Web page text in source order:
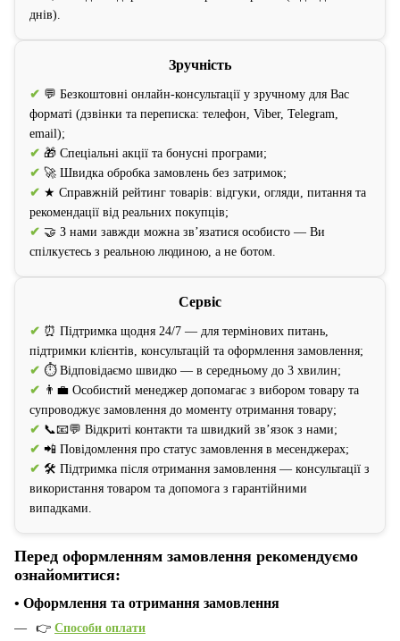
днів).
Зручність
✔ 💬 Безкоштовні онлайн-консультації у зручному для Вас
форматі (дзвінки та переписка: телефон, Viber, Telegram,
email);
✔ 🎁 Спеціальні акції та бонусні програми;
✔ 🚀 Швидка обробка замовлень без затримок;
✔ ★ Справжній рейтинг товарів: відгуки, огляди, питання та
рекомендації від реальних покупців;
✔ 🤝 З нами завжди можна зв’язатися особисто — Ви
спілкуєтесь з реальною людиною, а не ботом.
Сервіс
✔ ⏰ Підтримка щодня 24/7 — для термінових питань,
підтримки клієнтів, консультацій та оформлення замовлення;
✔ ⏱️ Відповідаємо швидко — в середньому до 3 хвилин;
✔ 👨‍💼 Особистий менеджер допомагає з вибором товару та
супроводжує замовлення до моменту отримання товару;
✔ 📞📧💬 Відкриті контакти та швидкий зв’язок з нами;
✔ 📲 Повідомлення про статус замовлення в месенджерах;
✔ 🛠️ Підтримка після отримання замовлення — консультації з
використання товаром та допомога з гарантійними
випадками.
Перед оформленням замовлення рекомендуємо
ознайомитися:
• Оформлення та отримання замовлення
👉 Способи оплати